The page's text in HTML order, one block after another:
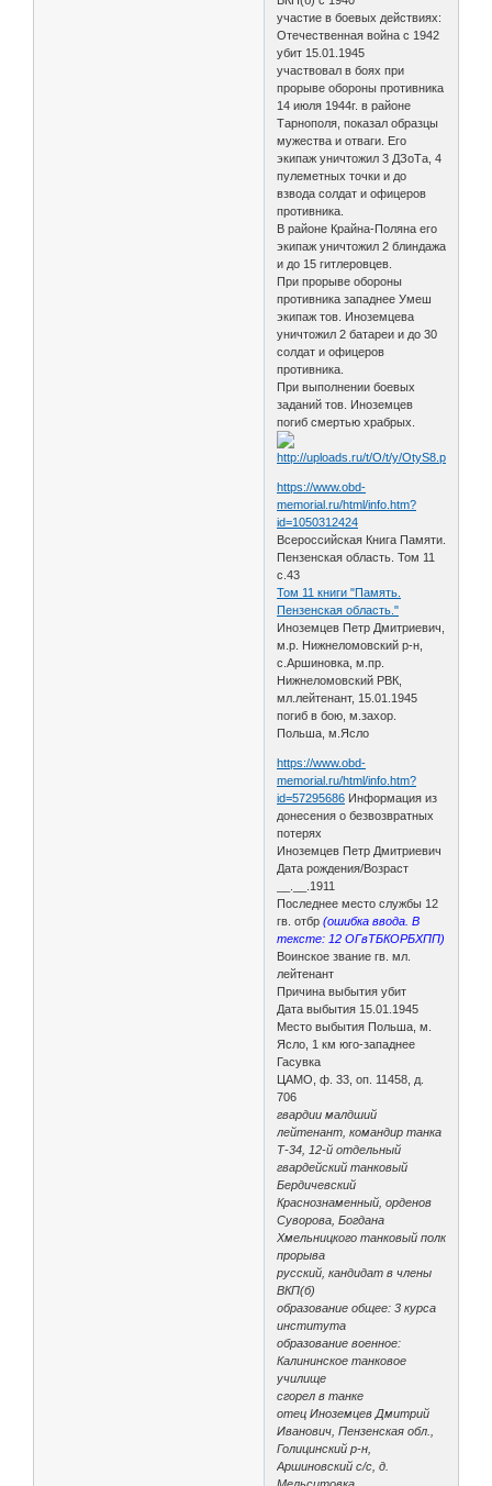
участие в боевых действиях:
Отечественная война с 1942
убит 15.01.1945
участвовал в боях при
прорыве обороны противника
14 июля 1944г. в районе
Тарнополя, показал образцы
мужества и отваги. Его
экипаж уничтожил 3 ДЗоТа, 4
пулеметных точки и до
взвода солдат и офицеров
противника.
В районе Крайна-Поляна его
экипаж уничтожил 2 блиндажа
и до 15 гитлеровцев.
При прорыве обороны
противника западнее Умеш
экипаж тов. Иноземцева
уничтожил 2 батареи и до 30
солдат и офицеров
противника.
При выполнении боевых
заданий тов. Иноземцев
погиб смертью храбрых.
https://www.obd-
memorial.ru/html/info.htm?
id=1050312424
Всероссийская Книга Памяти.
Пензенская область. Том 11
с.43
Том 11 книги "Память.
Пензенская область."
Иноземцев Петр Дмитриевич,
м.р. Нижнеломовский р-н,
с.Аршиновка, м.пр.
Нижнеломовский РВК,
мл.лейтенант, 15.01.1945
погиб в бою, м.захор.
Польша, м.Ясло
https://www.obd-
memorial.ru/html/info.htm?
id=57295686 Информация из
донесения о безвозвратных
потерях
Иноземцев Петр Дмитриевич
Дата рождения/Возраст
__.__.1911
Последнее место службы 12
гв. отбр(ошибка ввода. В
тексте: 12 ОГвТБКОРБХПП)
Воинское звание гв. мл.
лейтенант
Причина выбытия убит
Дата выбытия 15.01.1945
Место выбытия Польша, м.
Ясло, 1 км юго-западнее
Гасувка
ЦАМО, ф. 33, оп. 11458, д.
706
гвардии малдший
лейтенант, командир танка
Т-34, 12-й отдельный
гвардейский танковый
Бердичевский
Краснознаменный, орденов
Суворова, Богдана
Хмельницкого танковый полк
прорыва
русский, кандидат в члены
ВКП(б)
образование общее: 3 курса
института
образование военное:
Калининское танковое
училище
сгорел в танке
отец Иноземцев Дмитрий
Иванович, Пензенская обл.,
Голицинский р-н,
Аршиновский с/с, д.